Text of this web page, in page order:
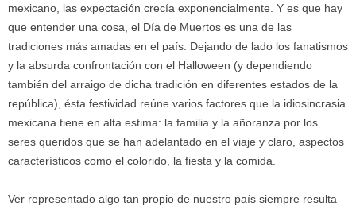
mexicano, las expectación crecía exponencialmente. Y es que hay
que entender una cosa, el Día de Muertos es una de las
tradiciones más amadas en el país. Dejando de lado los fanatismos
y la absurda confrontación con el Halloween (y dependiendo
también del arraigo de dicha tradición en diferentes estados de la
república), ésta festividad reúne varios factores que la idiosincrasia
mexicana tiene en alta estima: la familia y la añoranza por los
seres queridos que se han adelantado en el viaje y claro, aspectos
característicos como el colorido, la fiesta y la comida.
Ver representado algo tan propio de nuestro país siempre resulta